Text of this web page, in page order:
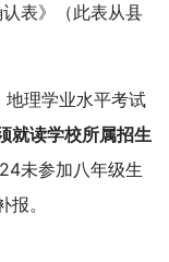
表》（此表从县
理学业水平考试
就读学校所属招生
未参加八年级生
。